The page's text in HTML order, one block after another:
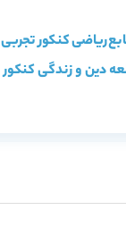
ریاضی کنکور تجربی 1403